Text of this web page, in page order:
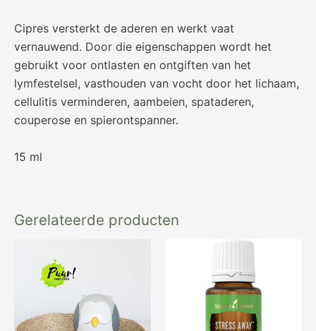
Cipres versterkt de aderen en werkt vaat
vernauwend. Door die eigenschappen wordt het
gebruikt voor ontlasten en ontgiften van het
lymfestelsel, vasthouden van vocht door het lichaam,
cellulitis verminderen, aambeien, spataderen,
couperose en spierontspanner.
15 ml
Gerelateerde producten